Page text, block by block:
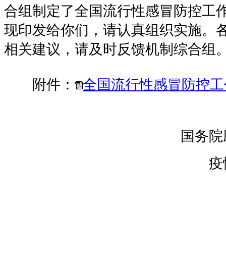
合组制定了全国流行性感冒防控工
现印发给你们，请认真组织实施。
相关建议，请及时反馈机制综合组
附件： 全国流行性感冒防控
国务
疫